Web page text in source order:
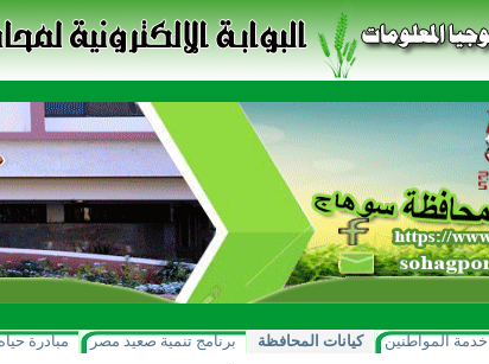
خدمة المواطنين كيانات المحافظة برنامج تنمية صعيد مصر مبادرة